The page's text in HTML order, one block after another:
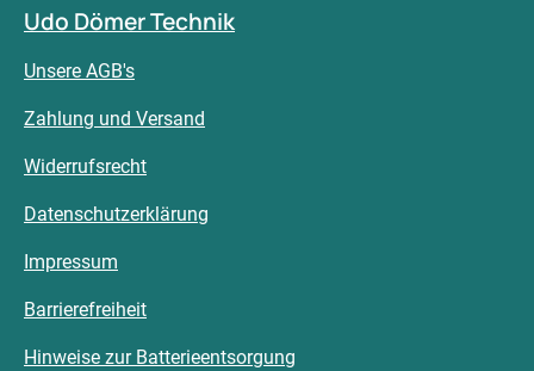
Udo Dömer Technik
Unsere AGB's
Zahlung und Versand
Widerrufsrecht
Datenschutzerklärung
Impressum
Barrierefreiheit
Hinweise zur Batterieentsorgung